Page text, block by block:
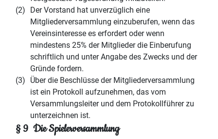
(2)
Der Vorstand hat unverzüglich eine
Mitgliederversammlung einzuberufen, wenn das
Vereinsinteresse es erfordert oder wenn
mindestens 25% der Mitglieder die Einberufung
schriftlich und unter Angabe des Zwecks und der
Gründe fordern.
(3)
Über die Beschlüsse der Mitgliederversammlung
ist ein Protokoll aufzunehmen, das vom
Versammlungsleiter und dem Protokollführer zu
unterzeichnen ist.
§ 9 Die Spielerversammlung